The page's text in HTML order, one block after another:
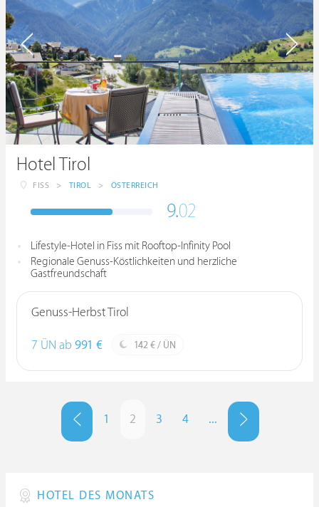
Hotel Tirol
FISS > TIROL > ÖSTERREICH
9.02
Lifestyle-Hotel in Fiss mit Rooftop-Infinity Pool
Regionale Genuss-Köstlichkeiten und herzliche
Gastfreundschaft
Genuss-Herbst Tirol
7 ÜN ab 991 € 142 € / ÜN
1 2 3 4 ...
HOTEL DES MONATS